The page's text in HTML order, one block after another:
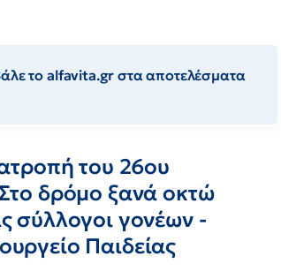
το alfavita.gr στα αποτελέσματα
του 26ου
δρόμο ξανά οκτώ
σύλλογοι γονέων -
Παιδείας